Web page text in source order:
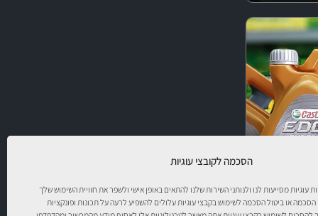
הסכמה לקובצי עוגיות
עוגיות מסייעות לנו ולנותני השירות שלנו להתאים באופן אישי ולשפר את חוויית השימוש שלך
או ביטול הסכמה לשימוש בקבצי עוגיות עלולים להשפיע לרעה על תכונות ופונקציות